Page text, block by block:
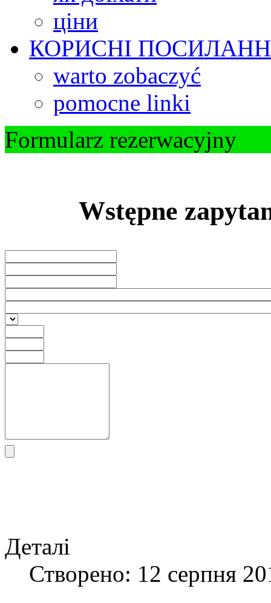
ціни
КОРИСНІ
warto zobaczyć
pomocne linki
Formularz rezerwacyjny
Wstępne
Деталі
Створено: 12 серпня